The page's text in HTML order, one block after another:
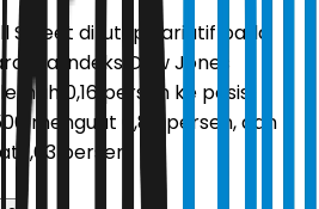
Street ditutup variatif pada
indeks Dow Jones
0,16 persen ke posisi
menguat 0,80 persen, dan
1,63 persen.